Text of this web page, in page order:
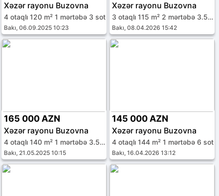
Xəzər rayonu Buzovna
4 otaqlı 120 m² 1 mərtəbə 3 sot
Bakı, 06.09.2025 10:23
Xəzər rayonu Buzovna
3 otaqlı 115 m² 2 mərtəbə 3.5 sot
Bakı, 08.04.2026 15:42
165 000 AZN
Xəzər rayonu Buzovna
4 otaqlı 140 m² 1 mərtəbə 3.5 sot
Bakı, 21.05.2025 10:15
145 000 AZN
Xəzər rayonu Buzovna
4 otaqlı 144 m² 1 mərtəbə 6 sot
Bakı, 16.04.2026 13:12